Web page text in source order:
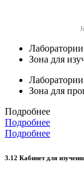
Зона для
Зона для
Подробнее
Подробнее
Подробнее
3.12 Кабинет для